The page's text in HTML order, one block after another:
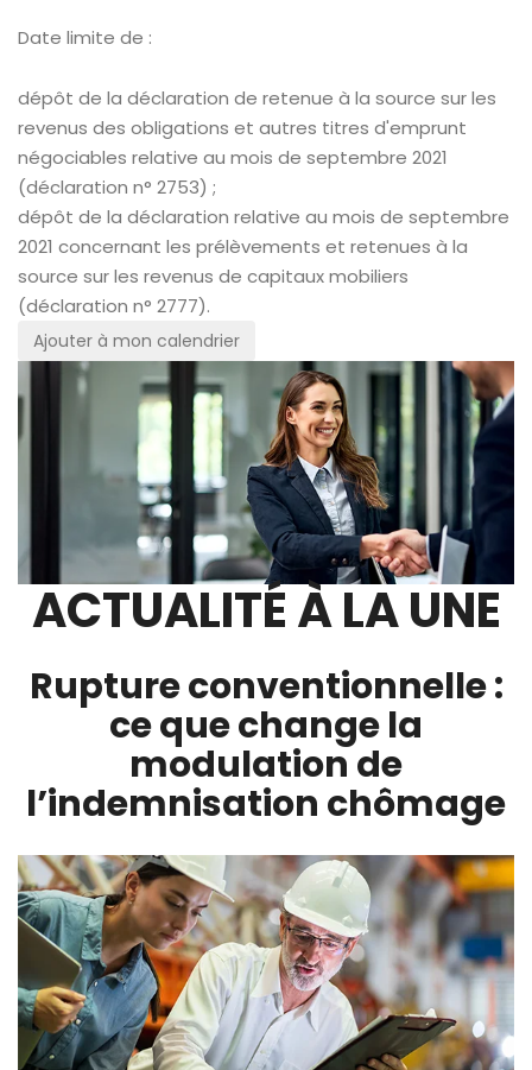
Date limite de :
dépôt de la déclaration de retenue à la source sur les
revenus des obligations et autres titres d'emprunt
négociables relative au mois de septembre 2021
(déclaration n° 2753) ;
dépôt de la déclaration relative au mois de septembre
2021 concernant les prélèvements et retenues à la
source sur les revenus de capitaux mobiliers
(déclaration n° 2777).
Ajouter à mon calendrier
ACTUALITÉ À LA UNE
Rupture conventionnelle :
ce que change la
modulation de
l’indemnisation chômage